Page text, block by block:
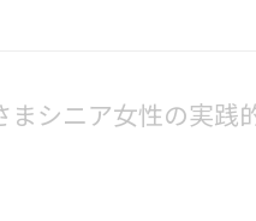
シニア女性の実践